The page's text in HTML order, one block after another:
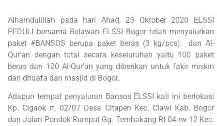
Alhamdulillah pada hari Ahad, 25 Oktober 2020 ELSSI
PEDULI bersama Relawan ELSSI Bogor telah menyalurkan
paket #BANSOS berupa paket beras (3 kg/pcs) dan Al-
Qur’an dengan total secara keseluruhan yaitu 100 paket
beras dan 120 Al-Qur’an yang diberikan untuk fakir miskin
dan dhuafa dan masjid di Bogor.
Adapun tempat penyaluran Bansos ELSSI kali ini berlokasi
Kp. Cigaok rt. 02/07 Desa Citapen Kec. Ciawi Kab. Bogor
dan Jalan Pondok Rumput Gg. Tembakang Rt 04 rw 12 Kec.